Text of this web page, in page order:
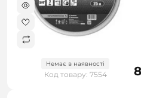
Немає в наявності
Код товару: 7554